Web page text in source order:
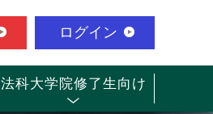
ログイン
法科大学院修了生向け